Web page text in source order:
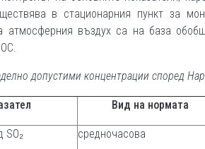
в стационарния пункт за
атмосферния въздух са на база
допустими концентрации според
Вид на нормата
SO₂ средночасова